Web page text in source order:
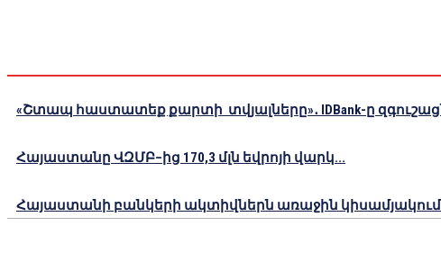
«Շտապ հաստատեք քարտի տվյալները»․ IDBank-ը
Հայաստանը ՎԶՄԲ–ից 170,3 մլն եվրոյի վարկ...
Հայաստանի բանկերի ակտիվներն առաջին կիսամյակում